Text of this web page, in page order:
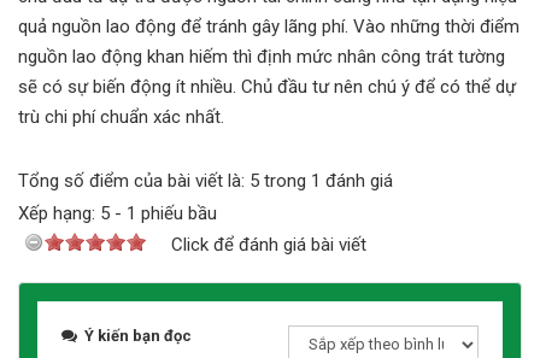
quả nguồn lao động để tránh gây lãng phí. Vào những thời điểm
nguồn lao động khan hiếm thì định mức nhân công trát tường
sẽ có sự biến động ít nhiều. Chủ đầu tư nên chú ý để có thể dự
trù chi phí chuẩn xác nhất.
Tổng số điểm của bài viết là: 5 trong 1 đánh giá
Xếp hạng: 5 - 1 phiếu bầu
Click để đánh giá bài viết
Ý kiến bạn đọc